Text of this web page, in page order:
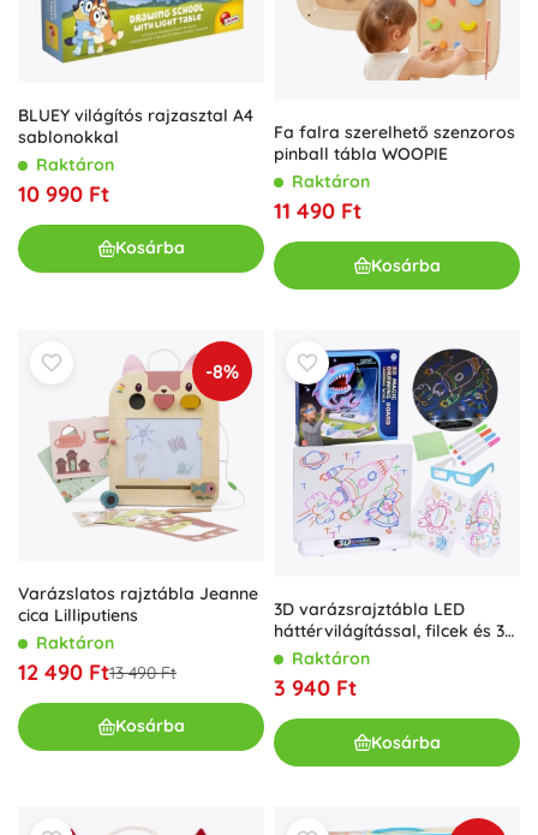
BLUEY világítós rajzasztal A4
sablonokkal
Raktáron
10 990 Ft
Kosárba
Fa falra szerelhető szenzoros
pinball tábla WOOPIE
Raktáron
11 490 Ft
Kosárba
-8%
Varázslatos rajztábla Jeanne
cica Lilliputiens
Raktáron
12 490 Ft13 490 Ft
Kosárba
3D varázsrajztábla LED
háttérvilágítással, filcek és 3D
szemüveg
Raktáron
3 940 Ft
Kosárba